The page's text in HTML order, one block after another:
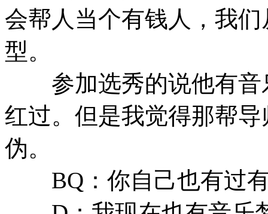
会帮人当个有钱人，我
型。
参加选秀的说他有音
红过。但是我觉得那帮
伪。
BQ：你自己也有过有